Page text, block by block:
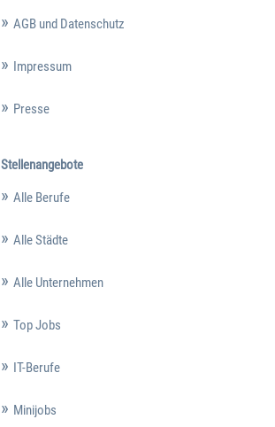
AGB und Datenschutz
Impressum
Presse
Stellenangebote
Alle Berufe
Alle Städte
Alle Unternehmen
Top Jobs
IT-Berufe
Minijobs